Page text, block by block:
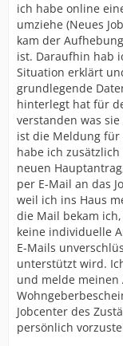
ich habe online
umziehe (Neues
kam der
ist. Daraufhin hab
Situation erklärt
grundlegende
hinterlegt hat für
verstanden was
ist die Meldung für
habe ich
neuen
per E-Mail an das
weil ich ins Haus
die Mail bekam
keine individuelle
E-Mails
unterstützt wird.
und melde meinen
Jobcenter des
persönlich